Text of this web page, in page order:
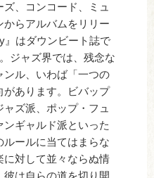
ズ、コンコード、ミュ
らアルバムをリリー
』はダウンビート誌で
ジャズ界では、残念な
ンル、いわば「一つの
あります。ビバップ
ズ派、ポップ・フュ
ギャルド派といった
ールに当てはまらな
に対して並々ならぬ情
は自らの道を切り開